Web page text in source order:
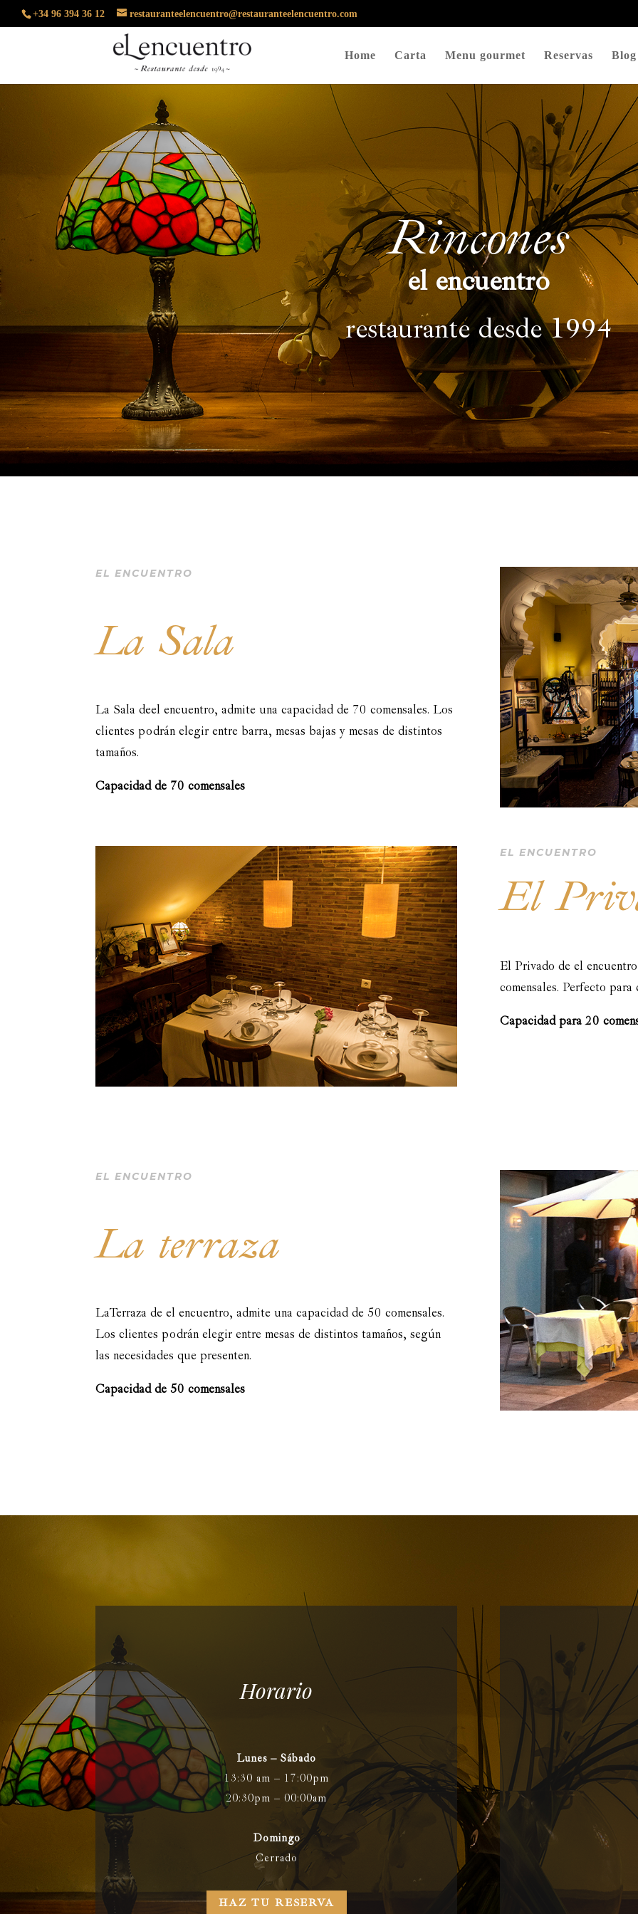
+34 96 394 36 12 restauranteelencuentro@restauranteelencuentro.com
Home Carta Menu gourmet Reservas Blog
Rincones
el encuentro
restaurante desde 1994
EL ENCUENTRO
La Sala
La Sala de el encuentro, admite una capacidad de 70 comensales. Los
clientes podrán elegir entre barra, mesas bajas y mesas de distintos
tamaños.
Capacidad de 70 comensales
EL ENCUENTRO
El
El Privado de el
comensales. Perfecto
Capacidad para 20
EL ENCUENTRO
La terraza
La Terraza de el encuentro, admite una capacidad de 50 comensales.
Los clientes podrán elegir entre mesas de distintos tamaños, según
las necesidades que presenten.
Capacidad de 50 comensales
Horario
Lunes – Sábado
13:30 am – 17:00pm
20:30pm – 00:00am
Domingo
Cerrado
HAZ TU RESERVA